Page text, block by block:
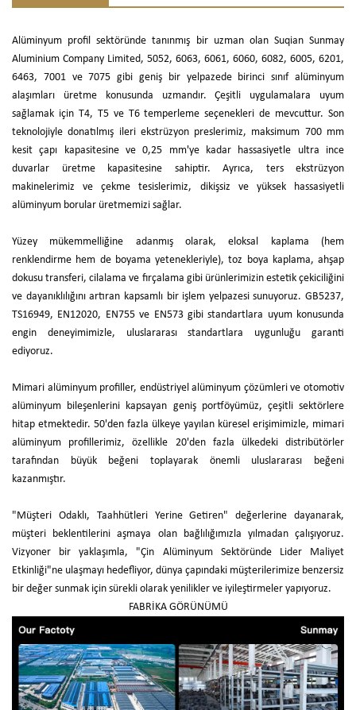
Alüminyum profil sektöründe tanınmış bir uzman olan Suqian Sunmay
Aluminium Company Limited, 5052, 6063, 6061, 6060, 6082, 6005, 6201,
6463, 7001 ve 7075 gibi geniş bir yelpazede birinci sınıf alüminyum
alaşımları üretme konusunda uzmandır. Çeşitli uygulamalara uyum
sağlamak için T4, T5 ve T6 temperleme seçenekleri de mevcuttur. Son
teknolojiyle donatılmış ileri ekstrüzyon preslerimiz, maksimum 700 mm
kesit çapı kapasitesine ve 0,25 mm'ye kadar hassasiyetle ultra ince
duvarlar üretme kapasitesine sahiptir. Ayrıca, ters ekstrüzyon
makinelerimiz ve çekme tesislerimiz, dikişsiz ve yüksek hassasiyetli
alüminyum borular üretmemizi sağlar.
Yüzey mükemmelliğine adanmış olarak, eloksal kaplama (hem
renklendirme hem de boyama yetenekleriyle), toz boya kaplama, ahşap
dokusu transferi, cilalama ve fırçalama gibi ürünlerimizin estetik çekiciliğini
ve dayanıklılığını artıran kapsamlı bir işlem yelpazesi sunuyoruz. GB5237,
TS16949, EN12020, EN755 ve EN573 gibi standartlara uyum konusunda
engin deneyimimizle, uluslararası standartlara uygunluğu garanti
ediyoruz.
Mimari alüminyum profiller, endüstriyel alüminyum çözümleri ve otomotiv
alüminyum bileşenlerini kapsayan geniş portföyümüz, çeşitli sektörlere
hitap etmektedir. 50'den fazla ülkeye yayılan küresel erişimimizle, mimari
alüminyum profillerimiz, özellikle 20'den fazla ülkedeki distribütörler
tarafından büyük beğeni toplayarak önemli uluslararası beğeni
kazanmıştır.
"Müşteri Odaklı, Taahhütleri Yerine Getiren" değerlerine dayanarak,
müşteri beklentilerini aşmaya olan bağlılığımızla yılmadan çalışıyoruz.
Vizyoner bir yaklaşımla, "Çin Alüminyum Sektöründe Lider Maliyet
Etkinliği"ne ulaşmayı hedefliyor, dünya çapındaki müşterilerimize benzersiz
bir değer sunmak için sürekli olarak yenilikler ve iyileştirmeler yapıyoruz.
FABRİKA GÖRÜNÜMÜ